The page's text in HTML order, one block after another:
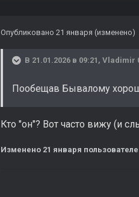
Опубликовано 21 января (изменено)
В 21.01.2026 в 09:21, Vladimir
Пообещав Бывалому
Кто "он"? Вот часто вижу (и
Изменено 21 января